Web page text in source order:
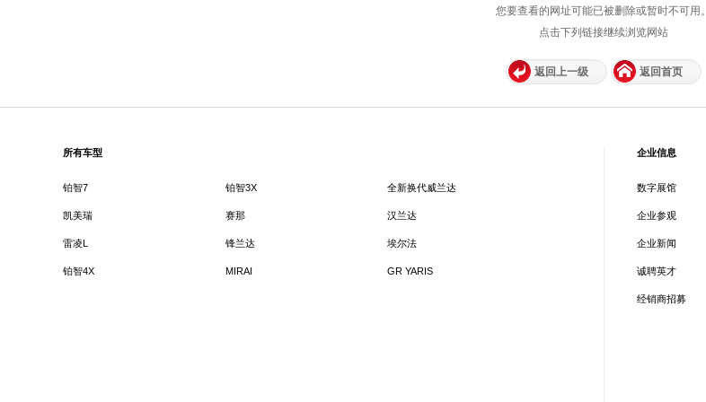
您要查看的网址可能已被删除或暂时不可用。
点击下列链接继续浏览网站
返回上一级 返回首页
所有车型
铂智7 铂智3X 全新换代威兰达
凯美瑞 赛那 汉兰达
雷凌L 锋兰达 埃尔法
铂智4X MIRAI GR YARIS
企业信息
数字展馆
企业参观
企业新闻
诚聘英才
经销商招募